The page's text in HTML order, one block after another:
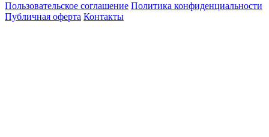
Пользовательское соглашение Политика конфиденциальности
Публичная оферта Контакты